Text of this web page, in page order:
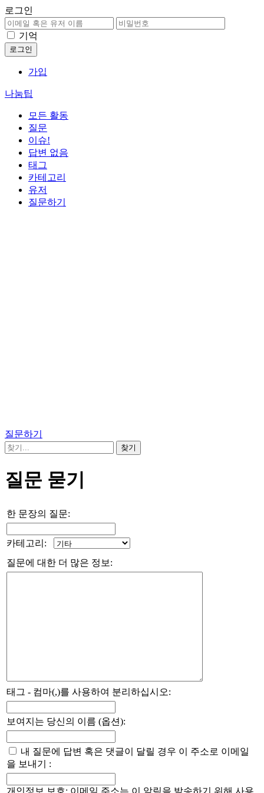
로그인
기억
가입
나눔팁
모든 활동
질문
이슈!
답변 없음
태그
카테고리
유저
질문하기
질문하기
질문 묻기
한 문장의 질문:
카테고리:
질문에 대한 더 많은 정보:
태그 - 컴마(,)를 사용하여 분리하십시오:
보여지는 당신의 이름 (옵션):
내 질문에 답변 혹은 댓글이 달릴 경우 이 주소로 이메일
을 보내기 :
개인정보 보호: 이메일 주소는 이 알림을 발송하기 위해 사용